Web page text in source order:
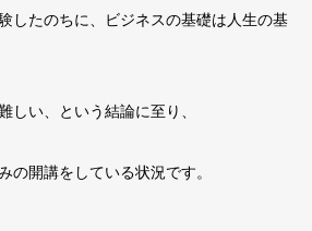
したのちに、ビジネスの基礎は人生の基
しい、という結論に至り、
の開講をしている状況です。